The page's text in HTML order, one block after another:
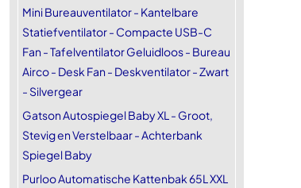
Mini Bureauventilator - Kantelbare
Statiefventilator - Compacte USB-C
Fan - Tafelventilator Geluidloos - Bureau
Airco - Desk Fan - Deskventilator - Zwart
- Silvergear
Gatson Autospiegel Baby XL - Groot,
Stevig en Verstelbaar - Achterbank
Spiegel Baby
Purloo Automatische Kattenbak 65L XXL